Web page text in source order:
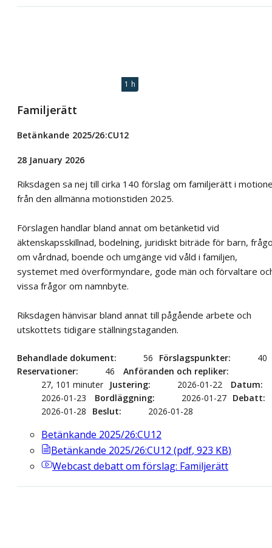
1 h
Familjerätt
Betänkande 2025/26:CU12
28 January 2026
Riksdagen sa nej till cirka 140 förslag om familjerätt i
från den allmänna motionstiden 2025.
Förslagen handlar bland annat om betänketid vid
äktenskapsskillnad, bodelning, juridiskt biträde för barn,
om vårdnad, boende och umgänge vid våld i familjen,
systemet med överförmyndare, gode män och förvaltare
vissa frågor om namnbyte.
Riksdagen hänvisar bland annat till pågående arbete och
utskottets tidigare ställningstaganden.
Behandlade dokument 56 Förslagspunkter
40
Reservationer
46
Anföranden och repliker
27, 101 minuter
Justering 2026-01-22
Datum
2026-01-23
Bordläggning 2026-01-27 Debatt
2026-01-28
Beslut 2026-01-28
Betänkande 2025/26:CU12
Betänkande 2025/26:CU12 (pdf, 923 KB)
Webcastdebatt om förslag: Familjerätt